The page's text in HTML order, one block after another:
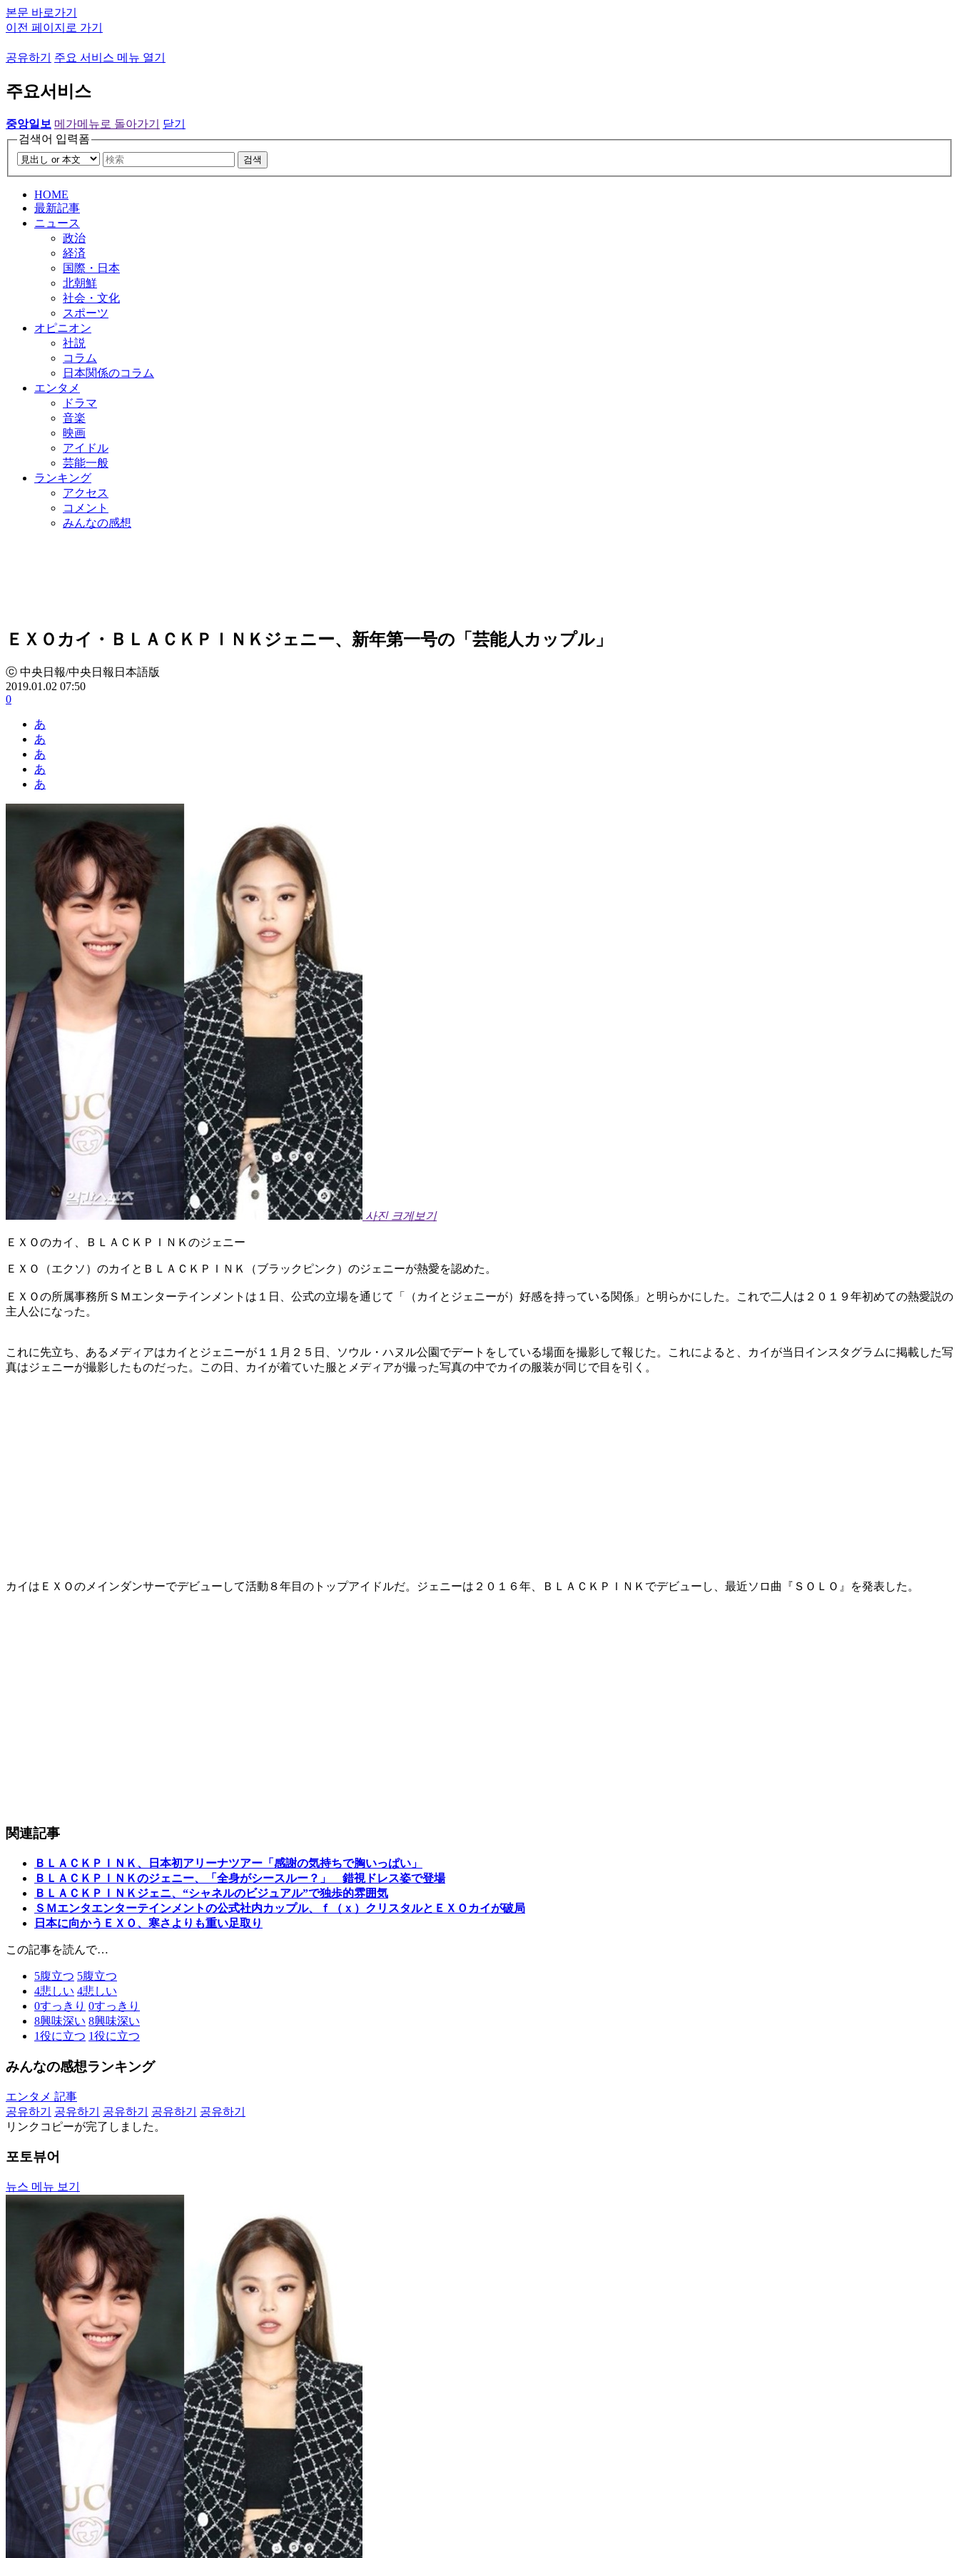
본문 바로가기
이전 페이지로 가기
공유하기 주요 서비스 메뉴 열기
주요서비스
중앙일보 메가메뉴로 돌아가기
닫기
검색어 입력폼
검색
HOME
最新記事
ニュース
政治
経済
国際・日本
北朝鮮
社会・文化
スポーツ
オピニオン
社説
コラム
日本関係のコラム
エンタメ
ドラマ
音楽
映画
アイドル
芸能一般
ランキング
アクセス
コメント
みんなの感想
ＥＸＯカイ・ＢＬＡＣＫＰＩＮＫジェニー、新年第一号の「芸能人カップル」
ⓒ 中央日報/中央日報日本語版
2019.01.02 07:50
0
あ
あ
あ
あ
あ
사진 크게보기
ＥＸＯのカイ、ＢＬＡＣＫＰＩＮＫのジェニー
ＥＸＯ（エクソ）のカイとＢＬＡＣＫＰＩＮＫ（ブラックピンク）のジェニーが熱愛を認めた。
ＥＸＯの所属事務所ＳＭエンターテインメントは１日、公式の立場を通じて「（カイとジェニーが）好感を持っている関係」と明らかにした。これで二人は２０１９年初めての熱愛説の
主人公になった。
これに先立ち、あるメディアはカイとジェニーが１１月２５日、ソウル・ハヌル公園でデートをしている場面を撮影して報じた。これによると、カイが当日インスタグラムに掲載した写
真はジェニーが撮影したものだった。この日、カイが着ていた服とメディアが撮った写真の中でカイの服装が同じで目を引く。
カイはＥＸＯのメインダンサーでデビューして活動８年目のトップアイドルだ。ジェニーは２０１６年、ＢＬＡＣＫＰＩＮＫでデビューし、最近ソロ曲『ＳＯＬＯ』を発表した。
関連記事
ＢＬＡＣＫＰＩＮＫ、日本初アリーナツアー「感謝の気持ちで胸いっぱい」
ＢＬＡＣＫＰＩＮＫのジェニー、「全身がシースルー？」 錯視ドレス姿で登場
ＢＬＡＣＫＰＩＮＫジェニ、“シャネルのビジュアル”で独歩的雰囲気
ＳＭエンタエンターテインメントの公式社内カップル、ｆ（ｘ）クリスタルとＥＸＯカイが破局
日本に向かうＥＸＯ、寒さよりも重い足取り
この記事を読んで…
5腹立つ 5腹立つ
4悲しい 4悲しい
0すっきり 0すっきり
8興味深い 8興味深い
1役に立つ 1役に立つ
みんなの感想ランキング
エンタメ 記事
공유하기
공유하기 공유하기 공유하기
공유하기
リンクコピーが完了しました。
포토뷰어
뉴스 메뉴 보기